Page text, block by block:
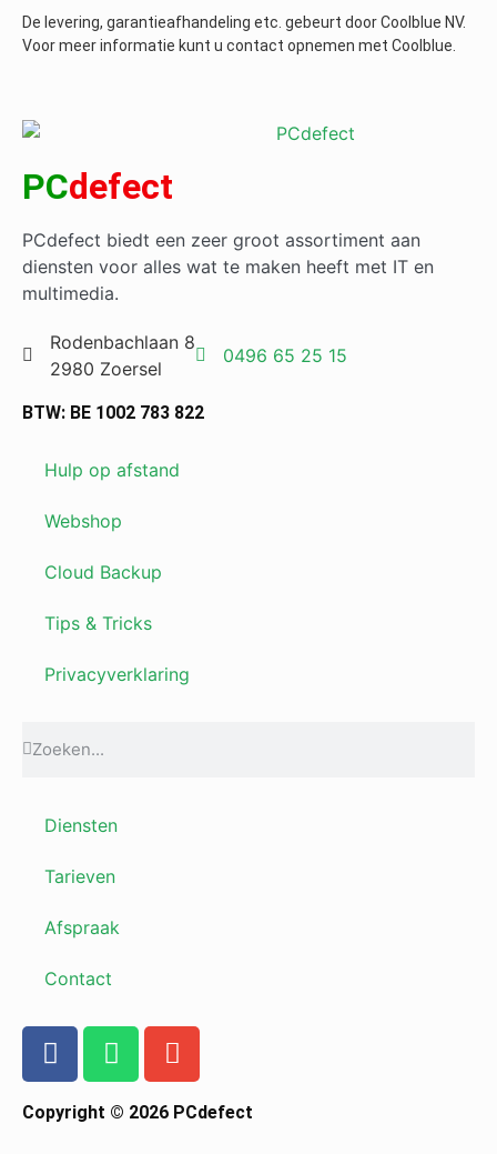
De levering, garantieafhandeling etc. gebeurt door Coolblue NV.
Voor meer informatie kunt u contact opnemen met Coolblue
PCdefect
PCdefect biedt een zeer groot assortiment aan
diensten voor alles wat te maken heeft met IT en
multimedia.
Rodenbachlaan 8
2980 Zoersel
0496 65 25 15
BTW: BE 1002 783 822
Hulp op afstand
Webshop
Cloud Backup
Tips & Tricks
Privacyverklaring
Diensten
Tarieven
Afspraak
Contact
Copyright © 2026 PCdefect